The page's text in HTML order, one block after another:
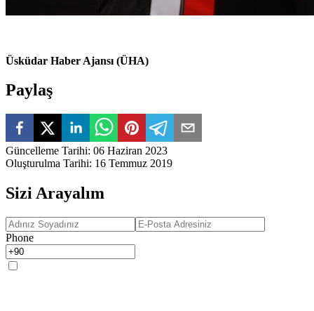
Üsküdar Haber Ajansı (ÜHA)
Paylaş
Güncelleme Tarihi: 06 Haziran 2023
Oluşturulma Tarihi: 16 Temmuz 2019
Sizi Arayalım
Phone